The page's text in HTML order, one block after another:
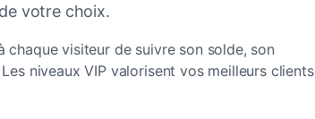
votre choix.
chaque visiteur de suivre son solde, son
niveaux VIP valorisent vos meilleurs clients